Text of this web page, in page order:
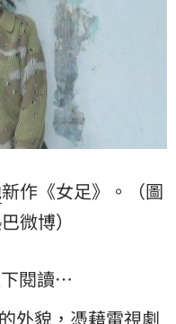
新作《女足》。（圖
微博）
閱讀…
外貌，憑藉電視劇